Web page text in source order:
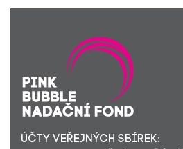
ÚČTY VEŘEJNÝCH SBÍREK: